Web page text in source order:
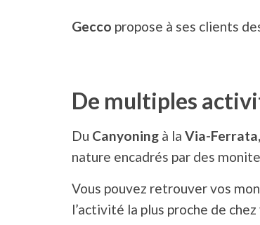
Gecco propose à ses clients
De multiples
Du Canyoning à la Via-Ferrata,
nature encadrés par des
Vous pouvez retrouver vos
l’activité la plus proche de